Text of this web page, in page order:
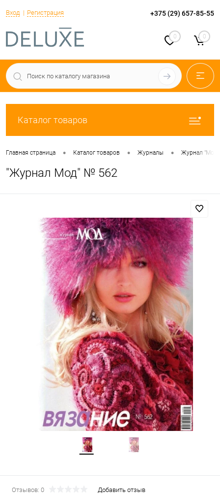
Вход Регистрация +375 (29) 657-85-55
0 0
Каталог товаров
Главная страница • Каталог товаров • Журналы • Журнал "Мод"
"Журнал Мод" № 562
Отзывов: 0 Добавить отзыв